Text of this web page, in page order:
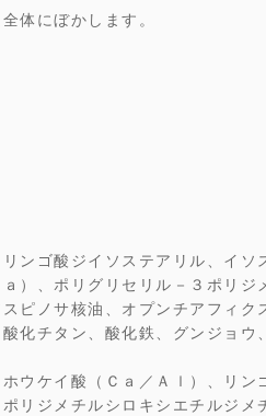
体にぼかします。
ンゴ酸ジイソステアリル、イ
）、ポリグリセリル－３ポリ
ピノサ核油、オプンチアフィ
化チタン、酸化鉄、グンジョウ
ウケイ酸（Ｃａ／Ａｌ）、リ
リジメチルシロキシエチルジ